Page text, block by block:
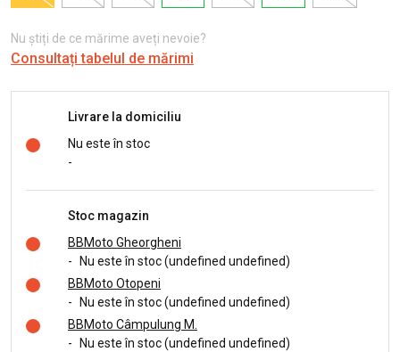
Nu știți de ce mărime aveți nevoie?
Consultați tabelul de mărimi
Livrare la domiciliu
Nu este în stoc
-
Stoc magazin
BBMoto Gheorgheni
-
Nu este în stoc (undefined undefined)
BBMoto Otopeni
-
Nu este în stoc (undefined undefined)
BBMoto Câmpulung M.
-
Nu este în stoc (undefined undefined)